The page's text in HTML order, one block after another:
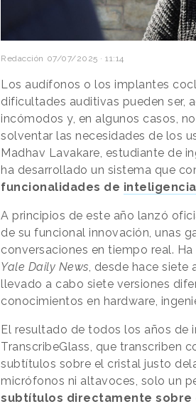
Redacción 07/07/2025 · 11:14
Los audífonos o los implantes
dificultades auditivas pueden ser,
incómodos y, en algunos casos,
solventar las necesidades de los
Madhav Lavakare, estudiante de
ha desarrollado un sistema que
funcionalidades de
A principios de este año lanzó
de su funcional innovación, unas
conversaciones en tiempo real.
Yale Daily News, desde hace siete
llevado a cabo siete versiones
conocimientos en hardware,
El resultado de todos los años de
TranscribeGlass, que transcriben
subtítulos sobre el cristal justo
micrófonos ni altavoces, solo un
subtítulos directamente sobre